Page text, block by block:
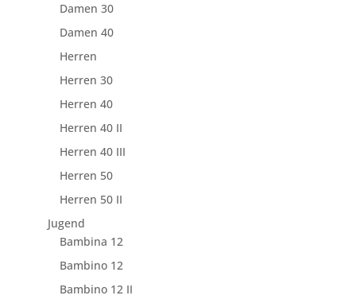
Damen 30
Damen 40
Herren
Herren 30
Herren 40
Herren 40 II
Herren 40 III
Herren 50
Herren 50 II
Jugend
Bambina 12
Bambino 12
Bambino 12 II